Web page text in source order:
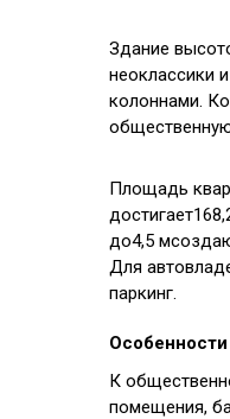
Здание
неоклассики
колоннами.
Площадь
до4,5
Для
паркинг.
Особенности
К
помещения,